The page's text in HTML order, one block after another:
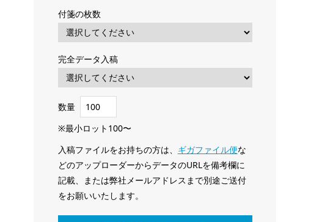
付箋の枚数
完全データ入稿
数量
※最小ロット100〜
入稿ファイルをお持ちの方は、 ギガファイル便な
どのアップローダーからデータのURLを備考欄に
記載、または弊社メールアドレスまで別途ご送付
をお願いいたします。